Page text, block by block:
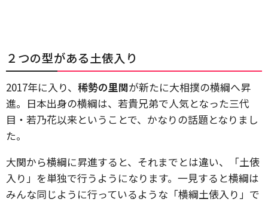
２つの型がある土俵入り
2017年に入り、 稀勢の里関が新たに大相撲の横綱へ昇
進。日本出身の横綱は、若貴兄弟で人気となった三代
目・若乃花以来ということで、かなりの話題となりまし
た。
大関から横綱に昇進すると、それまでとは違い、「土俵
入り」を単独で行うようになります。一見すると横綱は
みんな同じように行っているような「横綱土俵入り」で